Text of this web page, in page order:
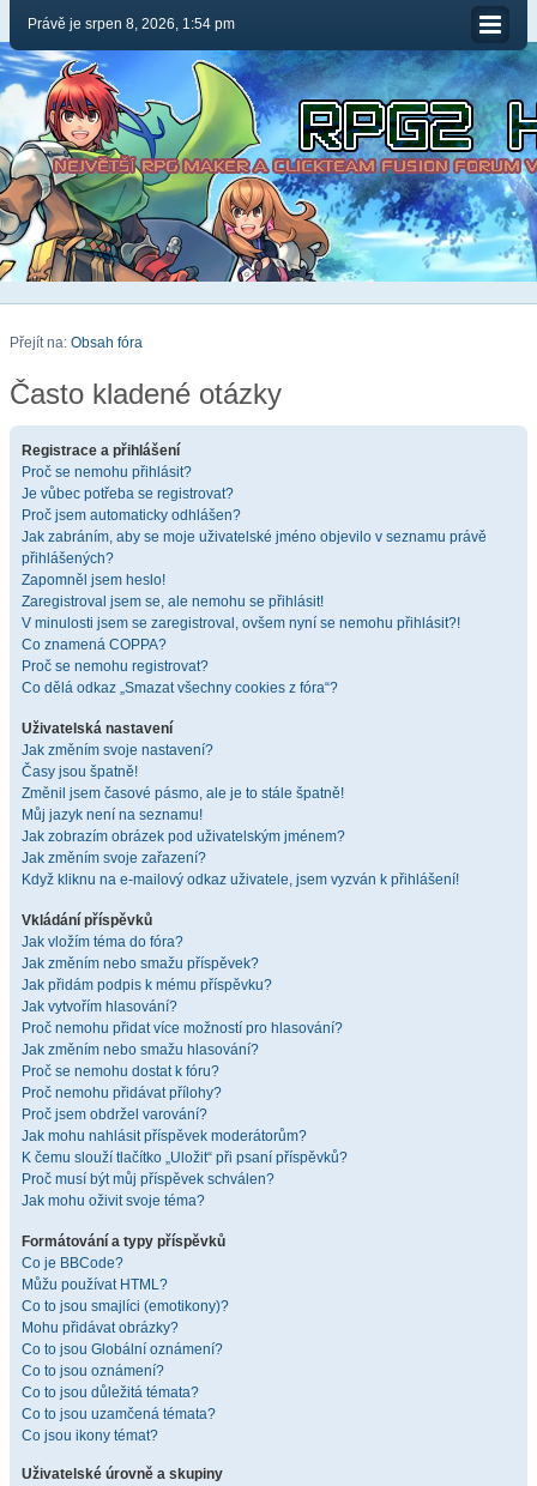
Právě je srpen 8, 2026, 1:54 pm
Přejít na: Obsah fóra
Často kladené otázky
Registrace a přihlášení
Proč se nemohu přihlásit?
Je vůbec potřeba se registrovat?
Proč jsem automaticky odhlášen?
Jak zabráním, aby se moje uživatelské jméno objevilo v seznamu právě
přihlášených?
Zapomněl jsem heslo!
Zaregistroval jsem se, ale nemohu se přihlásit!
V minulosti jsem se zaregistroval, ovšem nyní se nemohu přihlásit?!
Co znamená COPPA?
Proč se nemohu registrovat?
Co dělá odkaz „Smazat všechny cookies z fóra“?
Uživatelská nastavení
Jak změním svoje nastavení?
Časy jsou špatně!
Změnil jsem časové pásmo, ale je to stále špatně!
Můj jazyk není na seznamu!
Jak zobrazím obrázek pod uživatelským jménem?
Jak změním svoje zařazení?
Když kliknu na e-mailový odkaz uživatele, jsem vyzván k přihlášení!
Vkládání příspěvků
Jak vložím téma do fóra?
Jak změním nebo smažu příspěvek?
Jak přidám podpis k mému příspěvku?
Jak vytvořím hlasování?
Proč nemohu přidat více možností pro hlasování?
Jak změním nebo smažu hlasování?
Proč se nemohu dostat k fóru?
Proč nemohu přidávat přílohy?
Proč jsem obdržel varování?
Jak mohu nahlásit příspěvek moderátorům?
K čemu slouží tlačítko „Uložit“ při psaní příspěvků?
Proč musí být můj příspěvek schválen?
Jak mohu oživit svoje téma?
Formátování a typy příspěvků
Co je BBCode?
Můžu používat HTML?
Co to jsou smajlíci (emotikony)?
Mohu přidávat obrázky?
Co to jsou Globální oznámení?
Co to jsou oznámení?
Co to jsou důležitá témata?
Co to jsou uzamčená témata?
Co jsou ikony témat?
Uživatelské úrovně a skupiny